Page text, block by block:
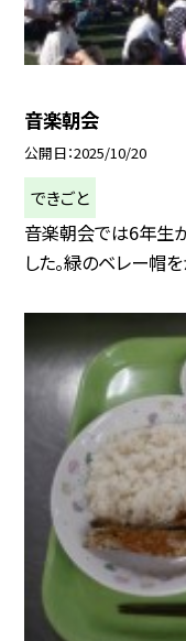
音楽朝会
公開日 2025/10/20
できごと
音楽朝会では6年生
した。緑のベレー帽を